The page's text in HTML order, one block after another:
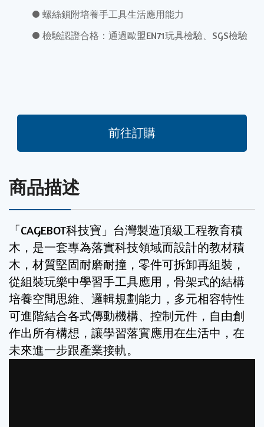
螺絲鎖附培養手工具生活應用能力
檢驗認證合格：通過歐盟EN71玩具檢驗、SGS檢驗
前往訂購
商品描述
「CAGEBOT科技寶」台灣製造頂級工程教育積
木，是一套專為落實科技領域而設計的教材積
木，材質堅固耐磨耐撞，零件可拆卸再組裝，
從組裝玩樂中學習手工具應用，骨架式的結構
培養空間思維、邏輯規劃能力，多元相容特性
可進階結合各式傳動機構、控制元件，自由創
作出所有構想，讓學習落實應用在生活中，在
未來進一步跟產業接軌。